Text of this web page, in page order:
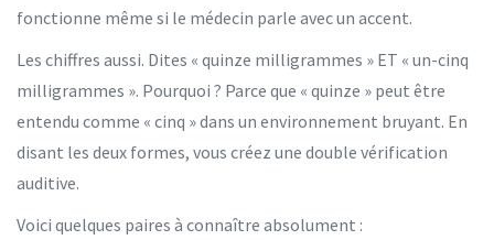
fonctionne même si le médecin parle avec un accent.
Les chiffres aussi. Dites « quinze milligrammes » ET « un-cinq
milligrammes ». Pourquoi ? Parce que « quinze » peut être
entendu comme « cinq » dans un environnement bruyant. En
disant les deux formes, vous créez une double vérification
auditive.
Voici quelques paires à connaître absolument :